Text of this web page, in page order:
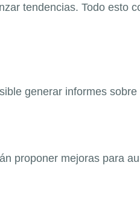
tendencias. Todo esto
generar informes sobre
proponer mejoras para